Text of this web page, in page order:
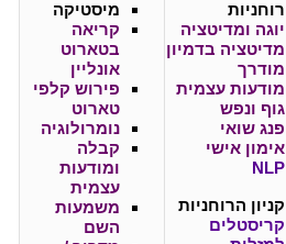
רוחניות
יוגה ומדיטציה
מדיטציה בדמיון
מודרך
מודעות עצמית
גוף ונפש
פנג שואי
אימון אישי
NLP
קניון הרוחניות
קריסטלים
מיסטיקה
קריאה
בטארוט
אונליין
פירוש קלפי
טארוט
נומרולוגיה
קבלה
ומודעות
עצמית
משמעות
השם